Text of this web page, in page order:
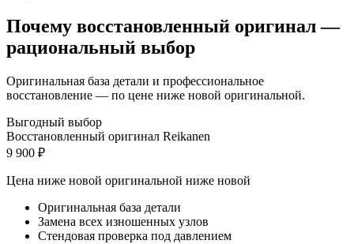
Почему восстановленный оригинал —
рациональный выбор
Оригинальная база детали и профессиональное
восстановление — по цене ниже новой оригинальной.
Выгодный выбор
Восстановленный оригинал Reikanen
9 900 ₽
Цена ниже новой оригинальной ниже новой
Оригинальная база детали
Замена всех изношенных узлов
Стендовая проверка под давлением